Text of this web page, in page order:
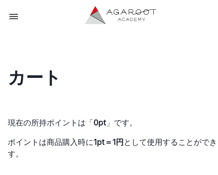
カート
現在の所持ポイントは「0pt 」です。
ポイントは商品購入時に1pt＝1円として使用することがで
す。